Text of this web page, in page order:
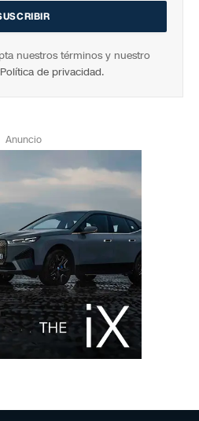
nuestros términos y nuestro
Política de privacidad.
Anuncio